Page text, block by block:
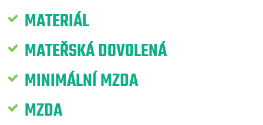
MATERIÁL
MATEŘSKÁ DOVOLENÁ
MINIMÁLNÍ MZDA
MZDA